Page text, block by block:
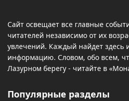
Сайт освещает все главные
читателей независимо от их
увлечений. Каждый найдет здесь
информацию. Словом, обо всем,
Лазурном берегу - читайте в
Популярные разделы